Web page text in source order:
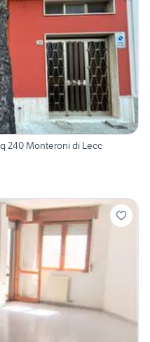
240 Monteroni di Lecc